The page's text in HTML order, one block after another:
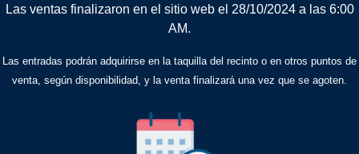
Las ventas finalizaron en el sitio web el 28/10/2024 a las 6:00
AM.
Las entradas podrán adquirirse en la taquilla del recinto o en otros puntos de
venta, según disponibilidad, y la venta finalizará una vez que se agoten.